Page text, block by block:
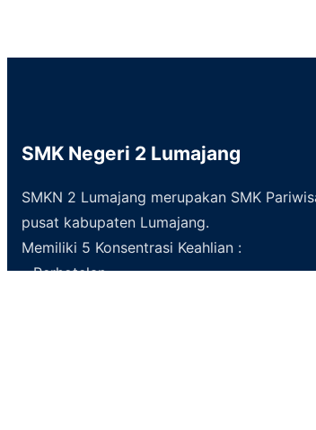
SMK Negeri 2 Lumajang
SMKN 2 Lumajang merupakan SMK
pusat kabupaten Lumajang.
Memiliki 5 Konsentrasi Keahlian :
– Perhotelan